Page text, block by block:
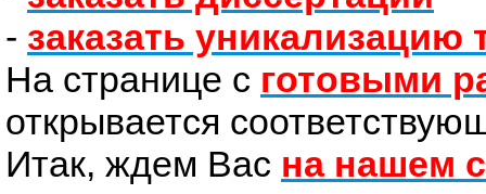
- заказать уникализацию
На странице с готовыми
открывается
Итак, ждем Вас на нашем